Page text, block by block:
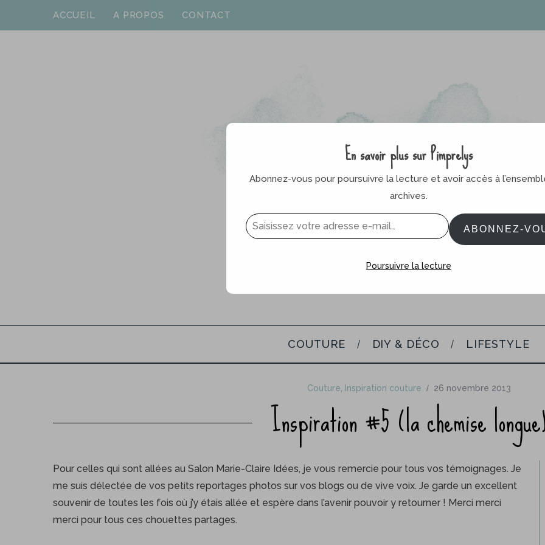
ACCUEIL A PROPOS CONTACT
COUTURE DIY & DÉCO LIFESTYLE
Couture Inspiration couture 26 novembre 2013
Inspiration #5 (la chemise
Pour celles qui sont allées au Salon Marie-Claire Idées, je vous remercie pour tous vos témoignages. Je
me suis délectée de vos petits reportages photos sur vos blogs ou de vive voix. Je garde un excellent
souvenir de toutes les fois où j’y étais allée et espère dans l’avenir pouvoir y retourner ! Merci merci
merci pour tous ces chouettes partages.
En savoir plus sur Pimprelys
Abonnez-vous pour poursuivre la lecture et avoir accès à
archives.
ABONNEZ-
Poursuivre la lecture